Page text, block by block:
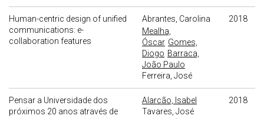
Human-centric design of unified
communications: e-
collaboration features
Abrantes, Carolina
Mealha,
Óscar Gomes,
Diogo Barraca,
João Paulo
Ferreira, José
2018
Pensar a Universidade dos
próximos 20 anos através de
Alarcão, Isabel
Tavares, José
2018